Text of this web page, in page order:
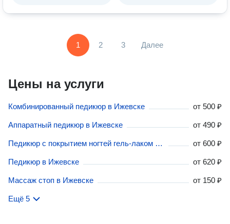
1 2 3 Далее
Цены на услуги
Комбинированный педикюр в Ижевске от 500 ₽
Аппаратный педикюр в Ижевске от 490 ₽
Педикюр с покрытием ногтей гель-лаком в Ижевске от 600 ₽
Педикюр в Ижевске от 620 ₽
Массаж стоп в Ижевске от 150 ₽
Ещё 5